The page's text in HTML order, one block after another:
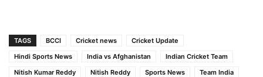
TAGS BCCI Cricket news
Cricket Update
Hindi Sports News
India vs Afghanistan
Indian Cricket Team
Nitish Kumar Reddy
Nitish Reddy Sports News
Team India